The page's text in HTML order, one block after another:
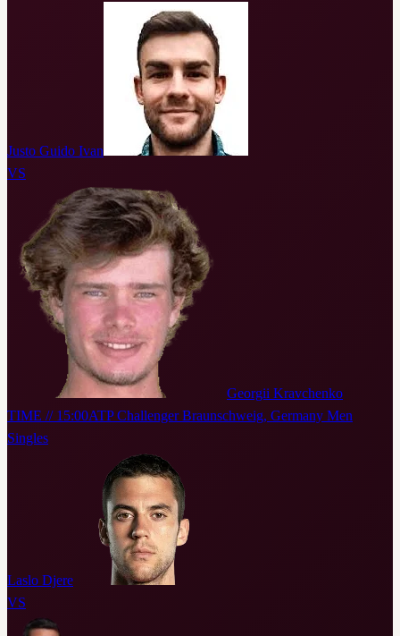
Justo Guido Ivan
VS
Georgii Kravchenko
TIME // 15:00ATP Challenger Braunschweig, Germany Men
Singles
Laslo Djere
VS